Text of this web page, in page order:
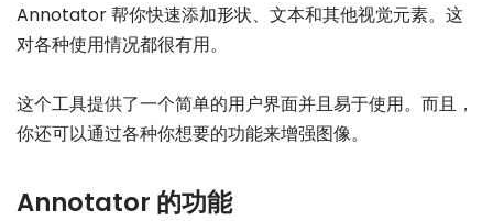
Annotator 帮你快速添加形状、文本和其他视觉元素。这
对各种使用情况都很有用。
这个工具提供了一个简单的用户界面并且易于使用。而且，
你还可以通过各种你想要的功能来增强图像。
Annotator 的功能